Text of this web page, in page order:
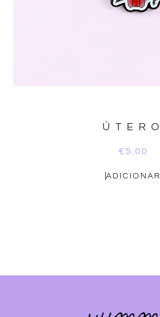
ÚTERO
€ 5.00
ADICIONAR